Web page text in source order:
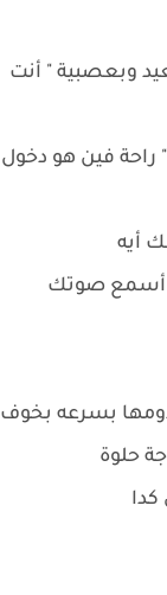
وبعصبية " أنت
راحة فين هو دخول
أيه
أسمع صوتك
بسرعه بخوف
حلوة